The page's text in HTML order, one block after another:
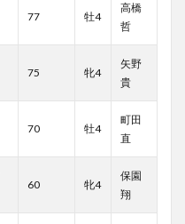
77 牡4
高橋
哲
75 牝4
矢野
貴
70 牡4
町田
直
60 牝4
保園
翔